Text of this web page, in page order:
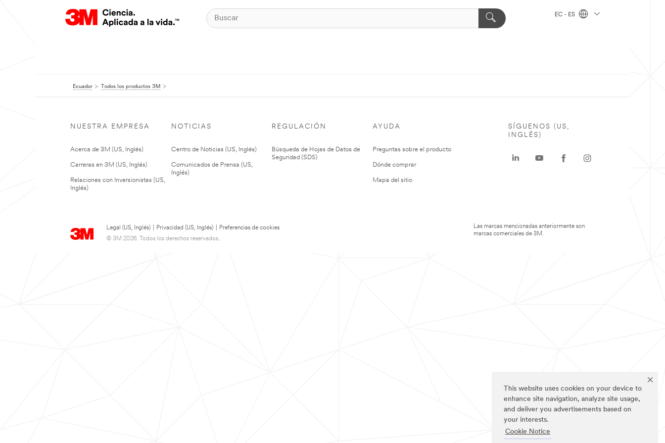
This website uses cookies on your device to
enhance site navigation, analyze site usage,
and deliver you advertisements based on
your interests.
Cookie Notice
EC - ES
Ecuador Todos los productos 3M
NUESTRA EMPRESA
Acerca de 3M (US, Inglés)
Carreras en 3M (US, Inglés)
Relaciones con Inversionistas (US,
Inglés)
NOTICIAS
Centro de Noticias (US, Inglés)
Comunicados de Prensa (US,
Inglés)
REGULACIÓN
Búsqueda de Hojas de Datos de
Seguridad (SDS)
AYUDA
Preguntas sobre el producto
Dónde comprar
Mapa del sitio
Legal (US, Inglés) Privacidad (US, Inglés)
Preferencias de cookies
© 3M 2026. Todos los derechos reservados..
SÍGUENOS (US,
INGLÉS)
Las marcas mencionadas anteriormente son
marcas comerciales de 3M.